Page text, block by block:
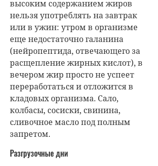
высоким содержанием жиров
нельзя употреблять на завтрак
или в ужин: утром в организме
еще недостаточно галанина
(нейропептида, отвечающего за
расщепление жирных кислот), в
вечером жир просто не успеет
переработаться и отложится в
кладовых организма. Сало,
колбасы, сосиски, свинина,
сливочное масло под полным
запретом.
Разгрузочные дни